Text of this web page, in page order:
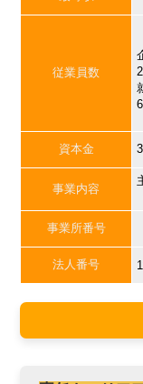
従業員数
資本金
事業内容
事業所番号
法人番号